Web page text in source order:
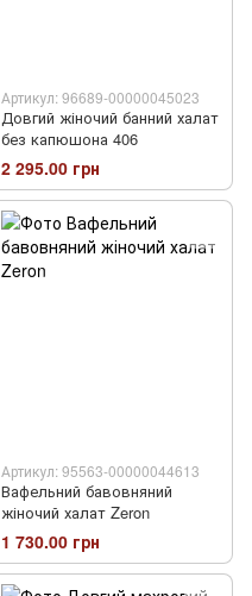
Артикул: 96689-00000045023
Довгий жіночий банний халат
без капюшона 406
2 295.00 грн
Артикул: 95563-00000044613
Вафельний бавовняний
жіночий халат Zeron
1 730.00 грн